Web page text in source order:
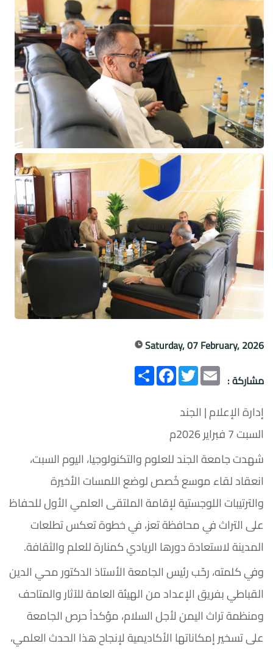
Saturday, 07 February, 2026
مشاركة :
انشر
FacebookTwitter Email
إدارة الإعلام | الجند
السبت 7 فبراير 2026م
شهدت جامعة الجند للعلوم والتكنولوجيا، اليوم السبت،
انعقاد لقاء موسع خُصص لوضع اللمسات الأخيرة
والترتيبات اللوجستية لإقامة الملتقى العلمي الأول للحفاظ
على التراث في محافظة تعز، في خطوة تعكس تطلعات
المدينة لاستعادة دورها الريادي كمنارة للعلم والثقافة.
وفي كلمته، رحّب رئيس الجامعة الأستاذ الدكتور محي الدين
القباطي بفريق الإعداد من الهيئة العامة للآثار والمتاحف
ومنظمة تراث اليمن لأجل السلام، مؤكداً حرص الجامعة
على تسخير إمكاناتها الأكاديمية لإنجاح هذا الحدث العلمي،